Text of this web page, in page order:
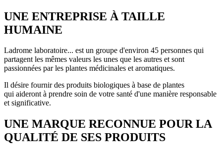
UNE ENTREPRISE À TAILLE
HUMAINE
Ladrome laboratoire... est un groupe d'environ 45 personnes qui
partagent les mêmes valeurs les unes que les autres et sont
passionnées par les plantes médicinales et aromatiques.
Il désire fournir des produits biologiques à base de plantes
qui aideront à prendre soin de votre santé d'une manière responsable
et significative.
UNE MARQUE RECONNUE POUR LA
QUALITÉ DE SES PRODUITS